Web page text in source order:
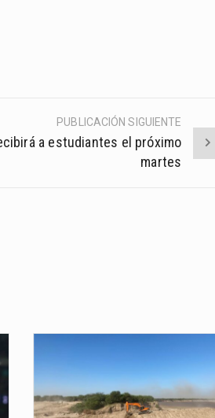
PUBLICACIÓN SIGUIENTE
a estudiantes el próximo
martes